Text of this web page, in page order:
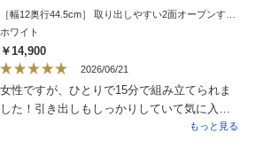
ります。深さは、上4段がマンガ単行本を7冊
重ねた深さ、最下段は立てた500mlペットボト
ルが収まる深さです。こちらは到着後、キャ
スターを自分で底部に取り付けなければなり
ません。取り付け自体は簡単で短時間で済む
のですが、本体が大変重いため、横に倒しま
た引き起こす際に大人2人でやっとこなしまし
［幅12奥行44.5cm］ 取り出しやすい2面オープンすき間収納庫 日本製
ホワイト
￥14,900
2026/06/21
女性ですが、ひとりで15分で組み立てられま
した！引き出しもしっかりしていて気に入っ
もっと見る